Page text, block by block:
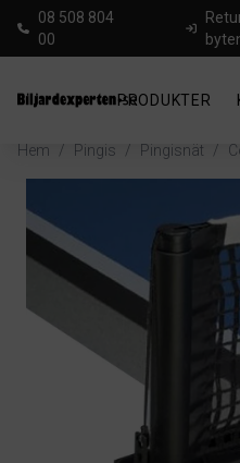
08 508 804
00
PRODUKTER
Hem / Pingis / Pingisnät /